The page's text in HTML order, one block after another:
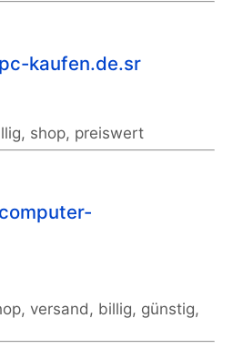
pc-kaufen.de.sr
shop, preiswert
computer-
versand, billig, günstig,